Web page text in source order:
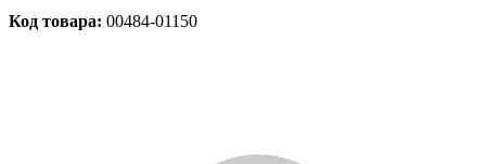
Код товара: 00484-01150